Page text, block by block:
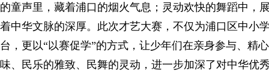
的童声里，藏着浦口的烟火气息；灵动欢快的舞蹈中，
着中华文脉的深厚。此次才艺大赛，不仅为浦口区中小
台，更以“以赛促学”的方式，让少年们在亲身参与、精
味、民乐的雅致、民舞的灵动，进一步加深了对中华优